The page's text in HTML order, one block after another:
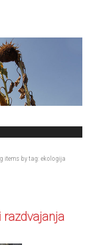
items by tag: ekologija
razdvajanja